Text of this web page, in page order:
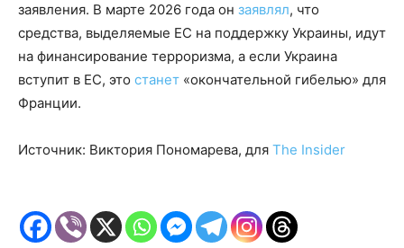
заявления. В марте 2026 года он заявлял, что
средства, выделяемые ЕС на поддержку Украины, идут
на финансирование терроризма, а если Украина
вступит в ЕС, это станет «окончательной гибелью» для
Франции.
Источник: Виктория Пономарева, для The Insider